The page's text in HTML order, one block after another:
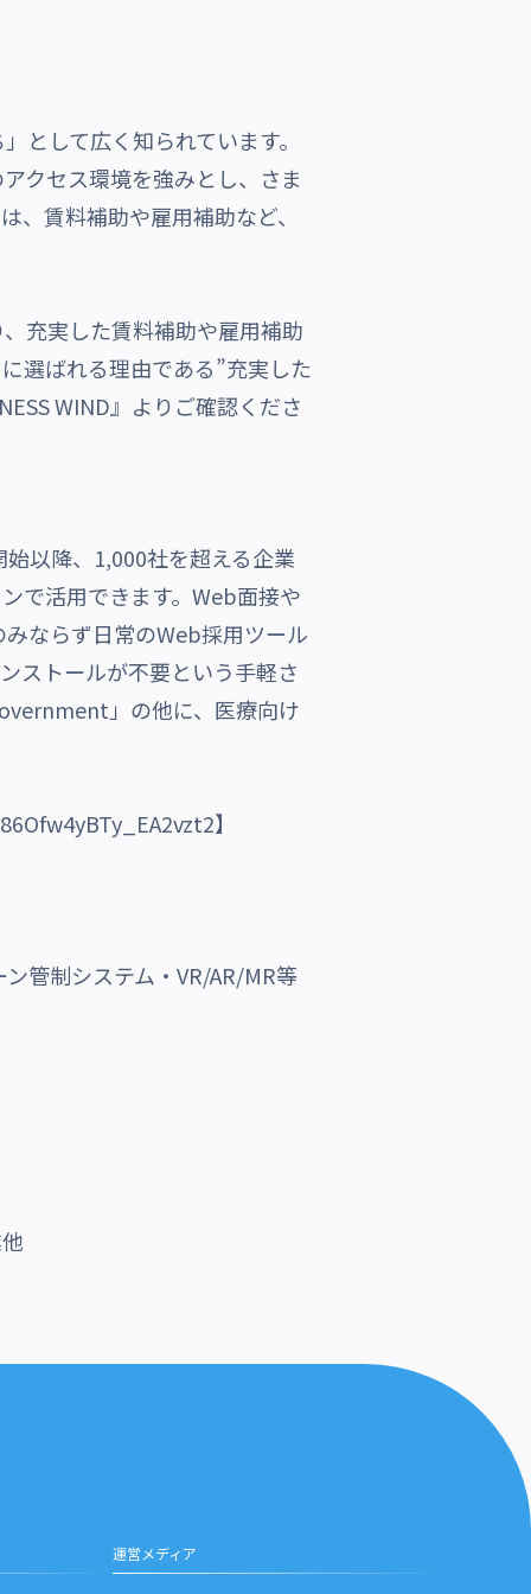
として広く知られています。
クセス環境を強みとし、さま
、賃料補助や雇用補助など、
充実した賃料補助や雇用補助
選ばれる理由である”充実した
WIND』 よりご確認くださ
以降、1,000社を超える企業
で活用できます。Web面接や
ならず日常のWeb採用ツール
ストールが不要という手軽さ
」の他に、医療向け
】
管制システム・VR/AR/MR等
運営メディア